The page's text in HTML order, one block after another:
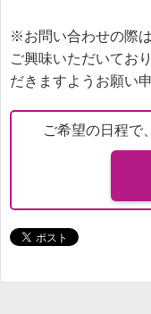
※お問い合わせの際は
ご興味いただいてお
だきますようお願い
ご希望の日程で